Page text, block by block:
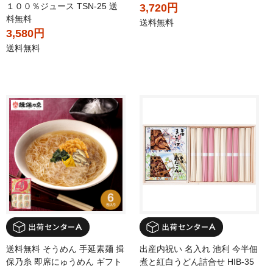
１００％ジュース TSN-25 送
料無料
3,580円
送料無料
3,720円
送料無料
送料無料 そうめん 手延素麺 揖
保乃糸 即席にゅうめん ギフト
出産内祝い 名入れ 池利 今半佃
煮と紅白うどん詰合せ HIB-35